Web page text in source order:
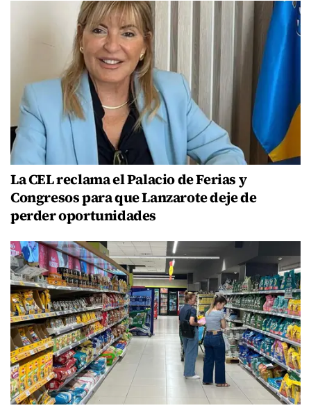
La CEL reclama el Palacio de Ferias y
Congresos para que Lanzarote deje de
perder oportunidades